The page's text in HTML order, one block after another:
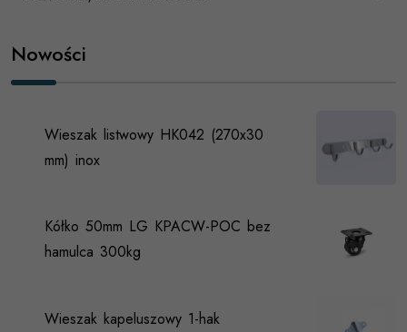
Nowości
Wieszak listwowy HK042 (270x30
mm) inox
Kółko 50mm LG KPACW-POC bez
hamulca 300kg
Wieszak kapeluszowy 1-hak